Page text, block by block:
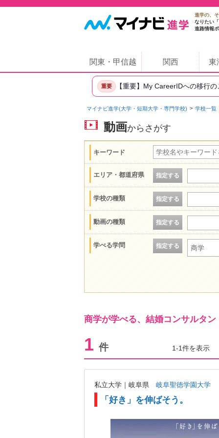
進学の、
なりたい
進路情報
関東・甲信越 関西 東
重要 【重要】My CareerIDへの移行
マイナビ進学(大学・短期大学・専門学校) 学校一覧
動画からさがす
キーワード
エリア・都道府県 指定する
学校の種類 指定する
動画の種類 指定する
学べる学問 指定する 商学
商学が学べる、結婚コンサルタ
1 件 1-1件を表示
私立大学｜岐阜県 岐阜聖徳学園大学
「好き」を伸ばそう。